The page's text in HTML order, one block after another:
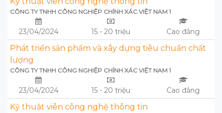
CÔNG TY TNHH CÔNG NGHIỆP CHÍNH XÁC VIỆT NAM 1
23/04/2024 15 - 20 triệu Cao đẳng
Phát triển sản phẩm và xây dựng tiêu chuẩn chất
lượng
CÔNG TY TNHH CÔNG NGHIỆP CHÍNH XÁC VIỆT NAM 1
23/04/2024 15 - 20 triệu Cao đẳng
Kỹ thuật viên công nghệ thông tin